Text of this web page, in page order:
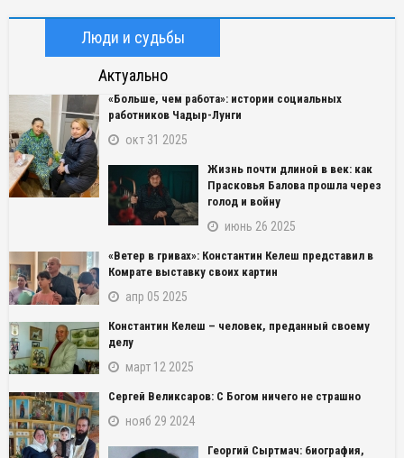
Люди и судьбы
Актуально
«Больше, чем работа»: истории социальных
работников Чадыр-Лунги
окт 31 2025
Жизнь почти длиной в век: как
Прасковья Балова прошла через
голод и войну
июнь 26 2025
«Ветер в гривах»: Константин Келеш представил в
Комрате выставку своих картин
апр 05 2025
Константин Келеш – человек, преданный своему
делу
март 12 2025
Сергей Великсаров: С Богом ничего не страшно
нояб 29 2024
Георгий Сыртмач: биография,